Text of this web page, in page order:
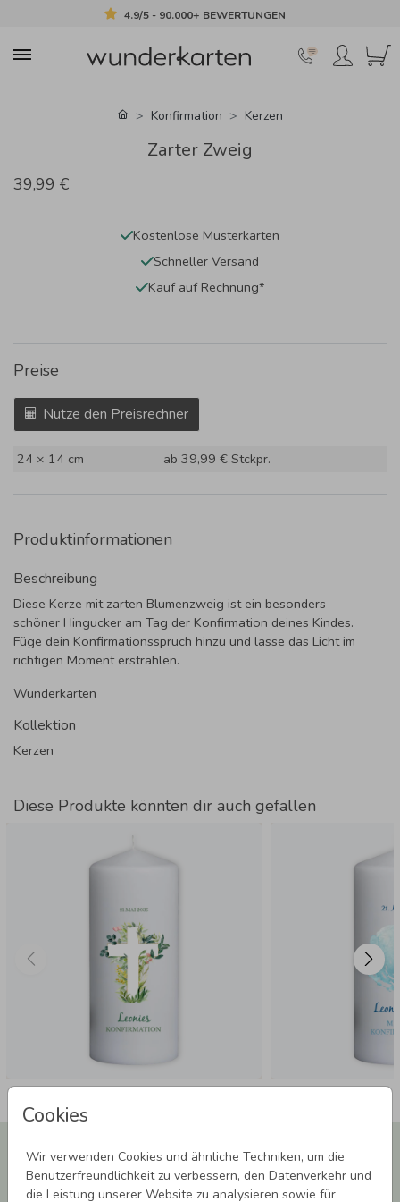
4.9/5 - 90.000+ BEWERTUNGEN
Cookies
Wir verwenden Cookies und ähnliche Techniken, um die
Benutzerfreundlichkeit zu verbessern, den Datenverkehr und
die Leistung unserer Website zu analysieren sowie für
Konfirmation Kerzen
Zarter Zweig
39,99 €
Kostenlose Musterkarten
Schneller Versand
Kauf auf Rechnung*
Preise
Nutze den Preisrechner
24 × 14 cm ab 39,99 € Stckpr.
Produktinformationen
Beschreibung
Diese Kerze mit zarten Blumenzweig ist ein besonders
schöner Hingucker am Tag der Konfirmation deines Kindes.
Füge dein Konfirmationsspruch hinzu und lasse das Licht im
richtigen Moment erstrahlen.
Wunderkarten
Kollektion
Kerzen
Diese Produkte könnten dir auch gefallen
sichern!
Melde Dich zu unserem Newsletter an und bleibe auf dem